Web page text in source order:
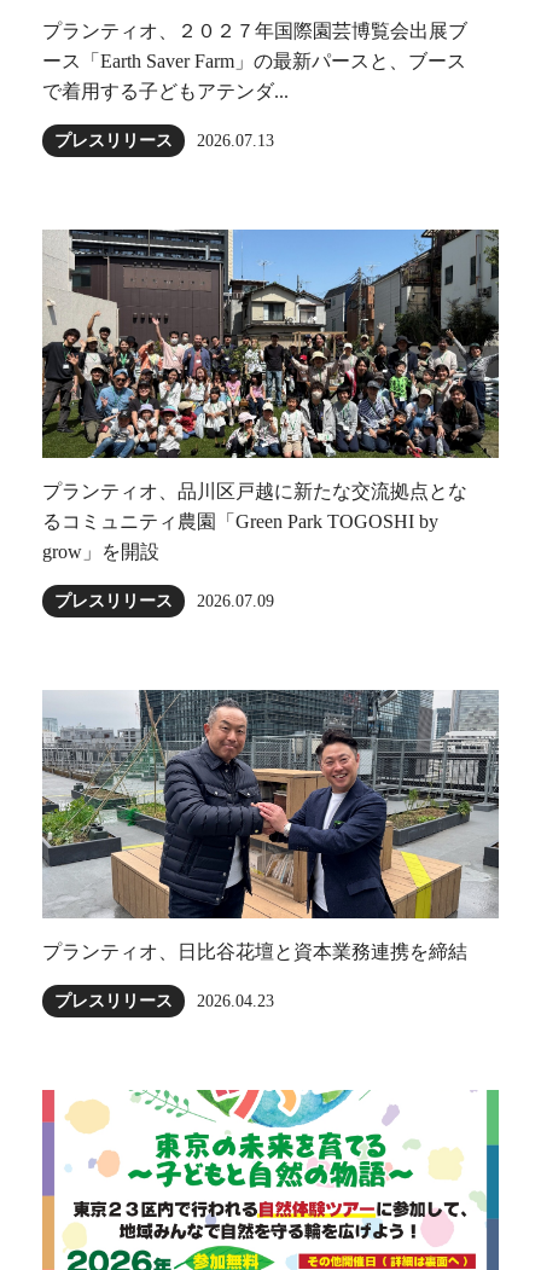
プランティオ、２０２７年国際園芸博覧会出展ブ
ース「Earth Saver Farm」の最新パースと、ブース
で着用する子どもアテンダ...
プレスリリース 2026.07.13
プランティオ、品川区戸越に新たな交流拠点とな
るコミュニティ農園「Green Park TOGOSHI by
grow」を開設
プレスリリース 2026.07.09
プランティオ、日比谷花壇と資本業務連携を締結
プレスリリース 2026.04.23